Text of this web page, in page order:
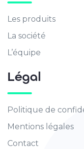
Les produits
La société
L’équipe
Légal
Politique de
Mentions légales
Contact